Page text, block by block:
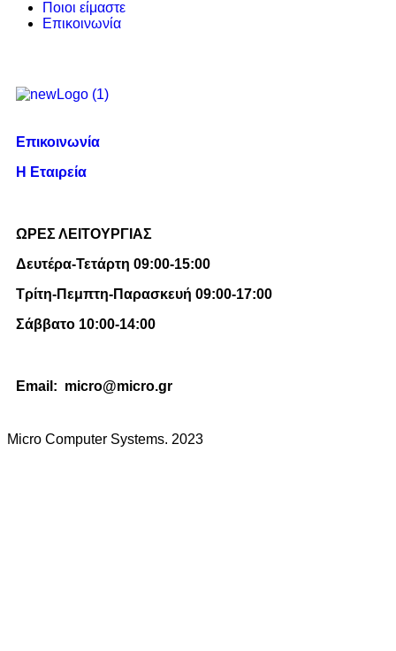
Ποιοι είμαστε
Επικοινωνία
Επικοινωνία
Η Εταιρεία
ΩΡΕΣ ΛΕΙΤΟΥΡΓΙΑΣ
Δευτέρα-Τετάρτη 09:00-15:00
Τρίτη-Πεμπτη-Παρασκευή 09:00-17:00
Σάββατο 10:00-14:00
Email: micro@micro.gr
Micro Computer Systems. 2023